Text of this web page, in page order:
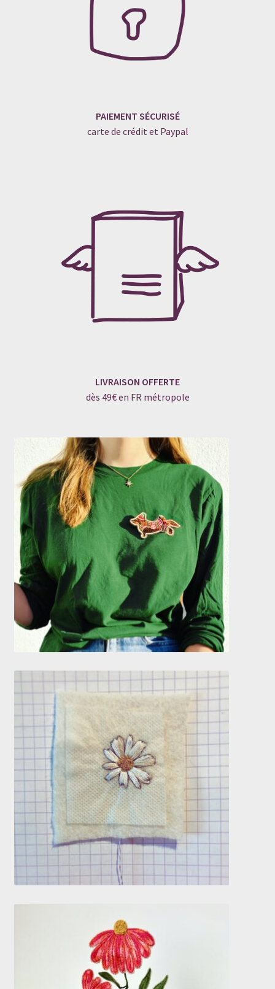
PAIEMENT SÉCURISÉ
carte de crédit et Paypal
LIVRAISON OFFERTE
dès 49€ en FR métropole